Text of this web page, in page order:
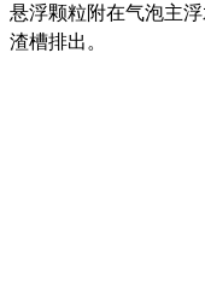
悬浮颗粒附在气泡主
渣槽排出。